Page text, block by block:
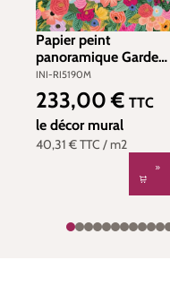
Papier peint
panoramique Garden
Party multicolore -
Rifle Paper Co.
d'Initiales | Réf. INI-
RI5190M
INI-RI5190M
40,31 €TTC / m2
Prix régulier :
233,00 € TTC
le décor mural